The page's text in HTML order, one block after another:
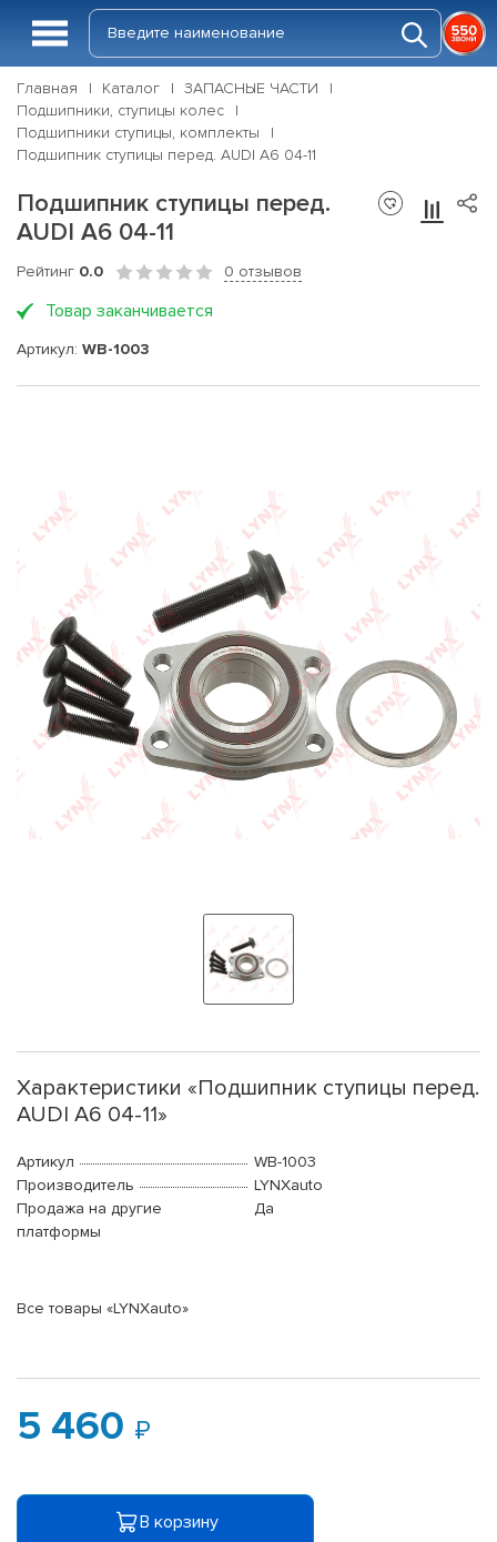
Главная Каталог
ЗАПАСНЫЕ ЧАСТИ
Подшипники, ступицы колес
Подшипники ступицы, комплекты
Подшипник ступицы перед. AUDI A6 04-11
Подшипник ступицы перед.
AUDI A6 04-11
Рейтинг 0.0 0 отзывов
Товар заканчивается
Артикул: WB-1003
Характеристики «Подшипник ступицы перед.
AUDI A6 04-11»
Артикул
WB-1003
Производитель
LYNXauto
Продажа на другие
платформы
Да
Все товары «LYNXauto»
5 460
В корзину